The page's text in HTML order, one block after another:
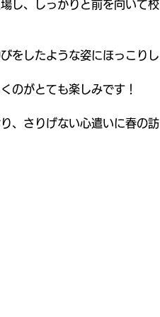
し、しっかりと前を向いて校
をしたような姿にほっこりし
のがとても楽しみです！
、さりげない心遣いに春の訪